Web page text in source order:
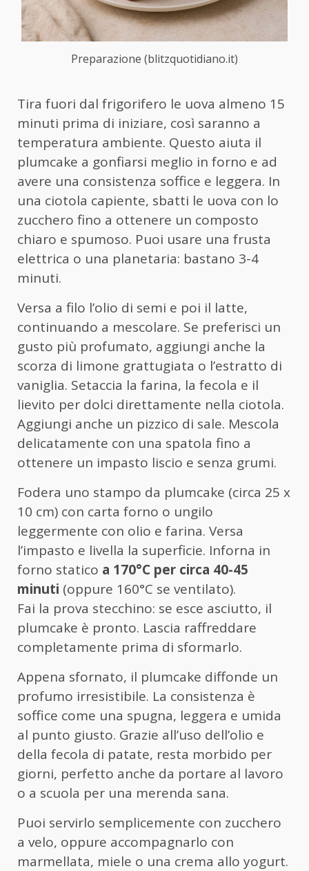
Preparazione (blitzquotidiano.it)
Tira fuori dal frigorifero le uova almeno 15
minuti prima di iniziare, così saranno a
temperatura ambiente. Questo aiuta il
plumcake a gonfiarsi meglio in forno e ad
avere una consistenza soffice e leggera. In
una ciotola capiente, sbatti le uova con lo
zucchero fino a ottenere un composto
chiaro e spumoso. Puoi usare una frusta
elettrica o una planetaria: bastano 3-4
minuti.
Versa a filo l’olio di semi e poi il latte,
continuando a mescolare. Se preferisci un
gusto più profumato, aggiungi anche la
scorza di limone grattugiata o l’estratto di
vaniglia. Setaccia la farina, la fecola e il
lievito per dolci direttamente nella ciotola.
Aggiungi anche un pizzico di sale. Mescola
delicatamente con una spatola fino a
ottenere un impasto liscio e senza grumi.
Fodera uno stampo da plumcake (circa 25 x
10 cm) con carta forno o ungilo
leggermente con olio e farina. Versa
l’impasto e livella la superficie. Inforna in
forno statico a 170°C per circa 40-45
minuti (oppure 160°C se ventilato).
Fai la prova stecchino: se esce asciutto, il
plumcake è pronto. Lascia raffreddare
completamente prima di sformarlo.
Appena sfornato, il plumcake diffonde un
profumo irresistibile. La consistenza è
soffice come una spugna, leggera e umida
al punto giusto. Grazie all’uso dell’olio e
della fecola di patate, resta morbido per
giorni, perfetto anche da portare al lavoro
o a scuola per una merenda sana.
Puoi servirlo semplicemente con zucchero
a velo, oppure accompagnarlo con
marmellata, miele o una crema allo yogurt.